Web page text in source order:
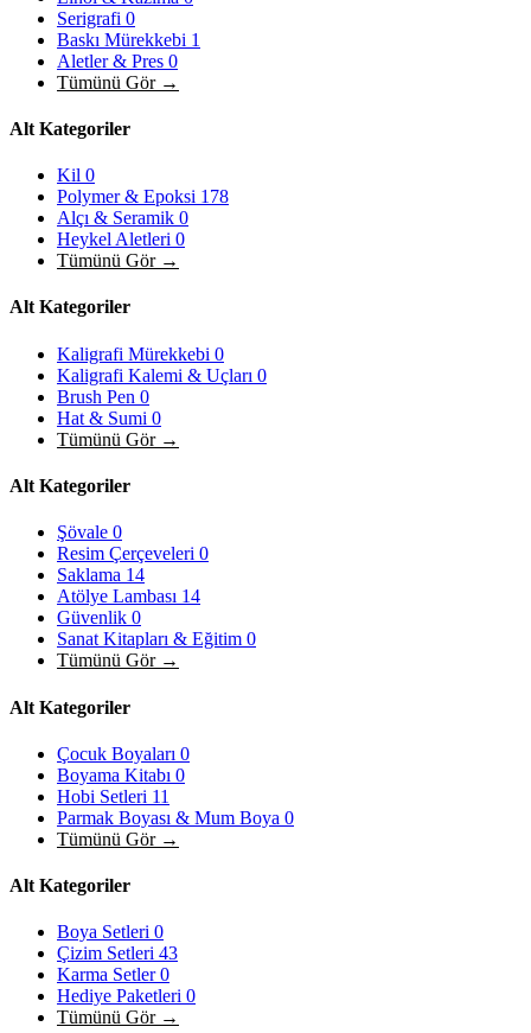
Serigrafi 0
Baskı Mürekkebi 1
Aletler & Pres 0
Tümünü Gör →
Alt Kategoriler
Kil 0
Polymer & Epoksi 178
Alçı & Seramik 0
Heykel Aletleri 0
Tümünü Gör →
Alt Kategoriler
Kaligrafi Mürekkebi 0
Kaligrafi Kalemi & Uçları 0
Brush Pen 0
Hat & Sumi 0
Tümünü Gör →
Alt Kategoriler
Şövale 0
Resim Çerçeveleri 0
Saklama 14
Atölye Lambası 14
Güvenlik 0
Sanat Kitapları & Eğitim 0
Tümünü Gör →
Alt Kategoriler
Çocuk Boyaları 0
Boyama Kitabı 0
Hobi Setleri 11
Parmak Boyası & Mum Boya 0
Tümünü Gör →
Alt Kategoriler
Boya Setleri 0
Çizim Setleri 43
Karma Setler0
Hediye Paketleri 0
Tümünü Gör →